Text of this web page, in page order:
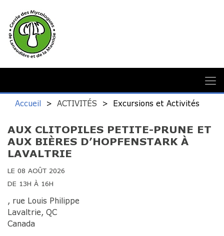
Accueil ACTIVITÉS Excursions et Activités
AUX CLITOPILES PETITE-PRUNE ET
AUX BIÈRES D’HOPFENSTARK À
LAVALTRIE
LE 08 AOÛT 2026
DE 13H À 16H
, rue Louis Philippe
Lavaltrie, QC
Canada